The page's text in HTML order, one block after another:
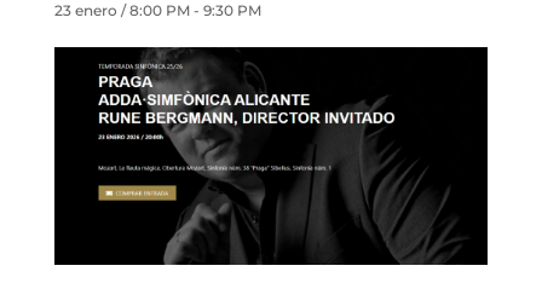
23 enero / 8:00 PM- 9:30 PM